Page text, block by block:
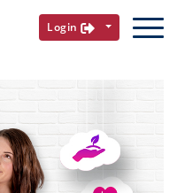
Login